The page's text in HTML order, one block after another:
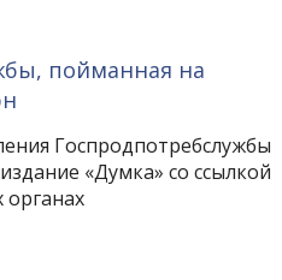
пойманная на
Госпродпотребслужбы
«Думка» со ссылкой